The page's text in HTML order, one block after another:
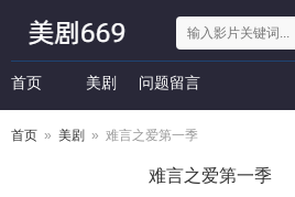
首页 美剧 问题留言
首页 » 美剧 » 难言之爱第一季
难言之爱第一季